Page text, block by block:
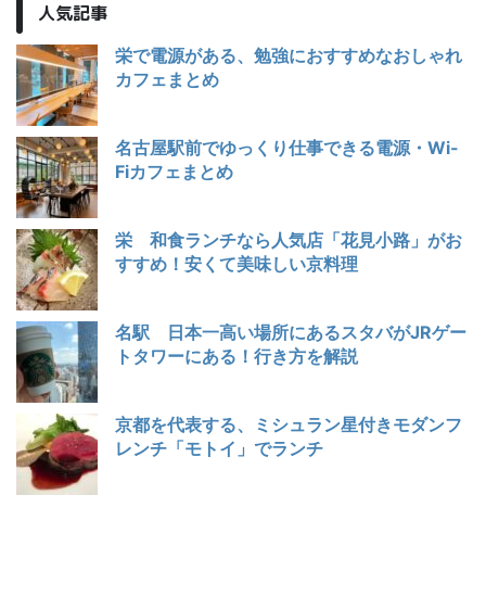
人気記事
栄で電源がある、勉強におすすめなおしゃれ
カフェまとめ
名古屋駅前でゆっくり仕事できる電源・Wi-
Fiカフェまとめ
栄 和食ランチなら人気店「花見小路」がお
すすめ！安くて美味しい京料理
名駅 日本一高い場所にあるスタバがJRゲー
トタワーにある！行き方を解説
京都を代表する、ミシュラン星付きモダンフ
レンチ「モトイ」でランチ